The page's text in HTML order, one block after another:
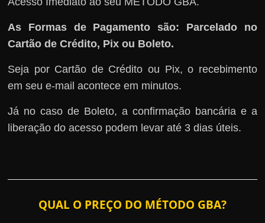
As Formas de Pagamento são: Parcelado no
Cartão de Crédito, Pix ou Boleto.
Seja por Cartão de Crédito ou Pix, o recebimento
em seu e-mail acontece em minutos.
Já no caso de Boleto, a confirmação bancária e a
liberação do acesso podem levar até 3 dias úteis.
QUAL O PREÇO DO MÉTODO GBA?